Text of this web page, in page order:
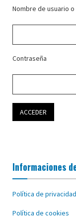
Nombre de usuario
Contraseña
Informaciones
Política de
Política de cookies